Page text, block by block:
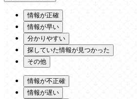
情報が正確
情報が早い
分かりやすい
探していた情報が見つかった
その他
情報が不正確
情報が遅い